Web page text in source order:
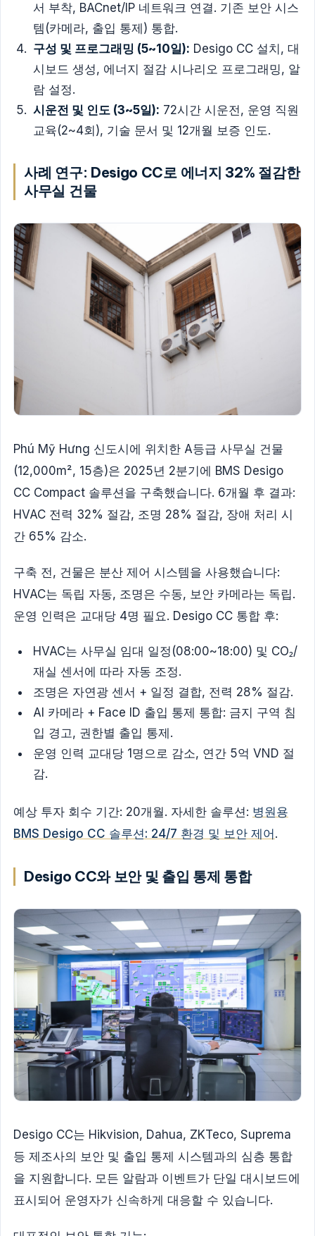
서 부착, BACnet/IP 네트워크 연결. 기존 보안 시스
템(카메라, 출입 통제) 통합.
구성 및 프로그래밍 (5~10일): Desigo CC 설치, 대
시보드 생성, 에너지 절감 시나리오 프로그래밍, 알
람 설정.
시운전 및 인도 (3~5일): 72시간 시운전, 운영 직원
교육(2~4회), 기술 문서 및 12개월 보증 인도.
사례 연구: Desigo CC로 에너지 32% 절감한
사무실 건물
Phú Mỹ Hưng 신도시에 위치한 A등급 사무실 건물
(12,000m², 15층)은 2025년 2분기에 BMS Desigo
CC Compact 솔루션을 구축했습니다. 6개월 후 결과:
HVAC 전력 32% 절감, 조명 28% 절감, 장애 처리 시
간 65% 감소.
구축 전, 건물은 분산 제어 시스템을 사용했습니다:
HVAC는 독립 자동, 조명은 수동, 보안 카메라는 독립.
운영 인력은 교대당 4명 필요. Desigo CC 통합 후:
HVAC는 사무실 임대 일정(08:00~18:00) 및 CO₂/
재실 센서에 따라 자동 조정.
조명은 자연광 센서 + 일정 결합, 전력 28% 절감.
AI 카메라 + Face ID 출입 통제 통합: 금지 구역 침
입 경고, 권한별 출입 통제.
운영 인력 교대당 1명으로 감소, 연간 5억 VND 절
감.
예상 투자 회수 기간: 20개월. 자세한 솔루션: 병원용
BMS Desigo CC 솔루션: 24/7 환경 및 보안 제어 .
Desigo CC와 보안 및 출입 통제 통합
Desigo CC는 Hikvision, Dahua, ZKTeco, Suprema
등 제조사의 보안 및 출입 통제 시스템과의 심층 통합
을 지원합니다. 모든 알람과 이벤트가 단일 대시보드에
표시되어 운영자가 신속하게 대응할 수 있습니다.